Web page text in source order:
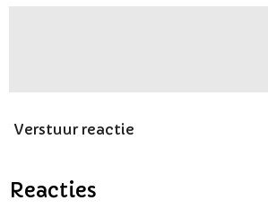
Verstuur reactie
Reacties